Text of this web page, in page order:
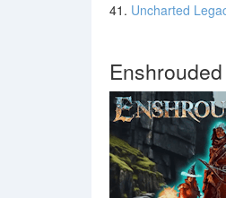
41. Uncharted